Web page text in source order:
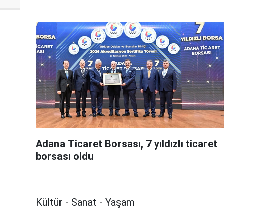
Adana Ticaret Borsası, 7 yıldızlı ticaret
borsası oldu
Kültür - Sanat - Yaşam